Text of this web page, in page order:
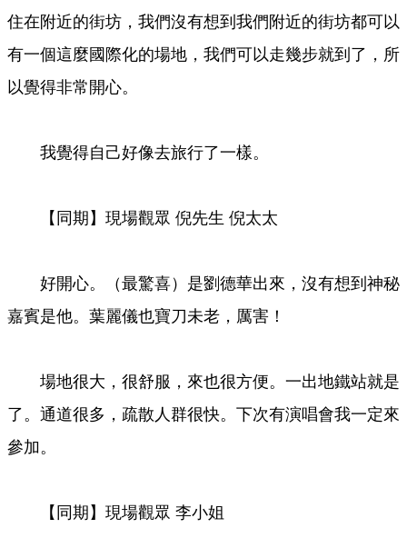
住在附近的街坊，我們沒有想到我們附近的街坊都可以
有一個這麼國際化的場地，我們可以走幾步就到了，所
以覺得非常開心。
我覺得自己好像去旅行了一樣。
【同期】現場觀眾 倪先生 倪太太
好開心。（最驚喜）是劉德華出來，沒有想到神秘
嘉賓是他。葉麗儀也寶刀未老，厲害！
場地很大，很舒服，來也很方便。一出地鐵站就是
了。通道很多，疏散人群很快。下次有演唱會我一定來
參加。
【同期】現場觀眾 李小姐